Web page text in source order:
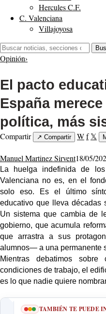
Hercules C.F.
C. Valenciana
Villajoyosa
Buscar:
Opinión›
El pacto
España
política, más
Compartir ↗ Compartir Wf 𝕏
Manuel Martinez Sirvent18/05/
La huelga indefinida de
Valenciana no es, en el
solo eso. Es el último
educativo que lleva décadas
Un sistema que cambia de
gobierno, que acumula
que arrastra a sus
alumnos— a una permanente
Mientras debatimos sobre
condiciones de trabajo, el
es lo que nadie quiere
TAMBIÉN TE PUEDE